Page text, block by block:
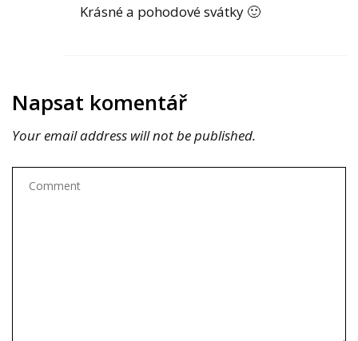
Krásné a pohodové svátky 🙂
Napsat komentář
Your email address will not be published.